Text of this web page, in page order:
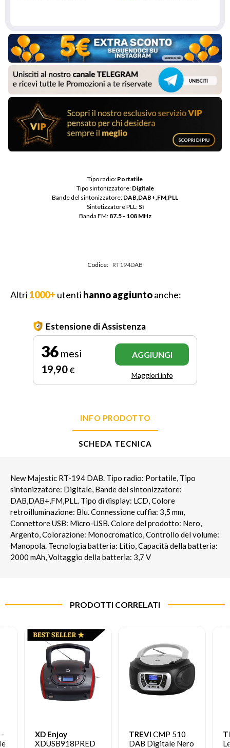
Tipo radio: Portatile
Tipo sintonizzatore: Digitale
Bande del sintonizzatore: DAB,DAB+,FM,PLL
Sintetizzatore PLL: Sì
Banda FM: 87.5 - 108 MHz
Codice: RT194DAB
Altri 1000+ utenti hanno aggiuntoanche:
Estensione di Assistenza
36 mesi
19,90 €
AGGIUNGI
Maggiori info
INFO PRODOTTO
SCHEDA TECNICA
New Majestic RT-194 DAB. Tipo radio: Portatile, Tipo
sintonizzatore: Digitale, Bande del sintonizzatore:
DAB,DAB+,FM,PLL. Tipo di display: LCD, Colore
retroilluminazione: Blu. Connessione cuffia: 3,5 mm,
Connettore USB: Micro-USB. Colore del prodotto: Nero,
Argento, Colorazione: Monocromatico, Controllo del volume:
Manopola. Tecnologia batteria: Litio, Capacità della batteria:
2000 mAh, Voltaggio della batteria: 3,7 V
PRODOTTI CORRELATI
XD Enjoy
XDUSB918PRED
TREVI CMP 510
DAB Digitale Nero